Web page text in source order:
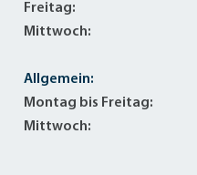
Freitag:
Mittwoch:
Allgemein:
Montag bis Freitag:
Mittwoch: